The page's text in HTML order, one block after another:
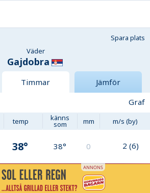
Spara plats
Väder
Gajdobra
Timmar
Jämför
Graf
temp känns
som mm m/s (by)
38° 38° 0 2 (6)